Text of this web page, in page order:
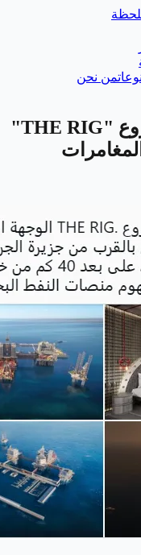
من نحن
إطلاق المخطط العام لمشروع "THE RIG"